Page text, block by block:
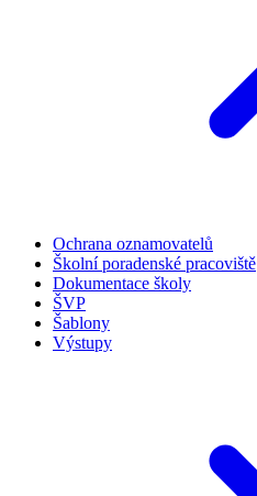
Ochrana oznamovatelů
Školní poradenské pracoviště
Dokumentace školy
ŠVP
Šablony
Výstupy